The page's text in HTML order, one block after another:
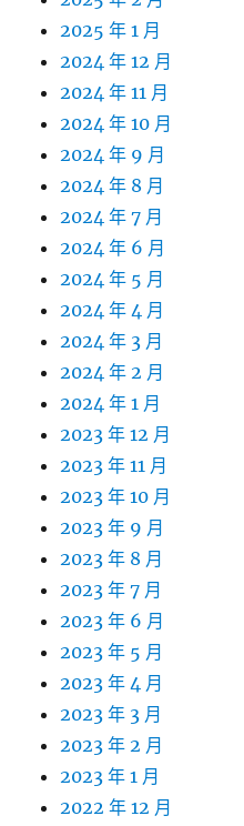
2025 年 1 月
2024 年 12 月
2024 年 11 月
2024 年 10 月
2024 年 9 月
2024 年 8 月
2024 年 7 月
2024 年 6 月
2024 年 5 月
2024 年 4 月
2024 年 3 月
2024 年 2 月
2024 年 1 月
2023 年 12 月
2023 年 11 月
2023 年 10 月
2023 年 9 月
2023 年 8 月
2023 年 7 月
2023 年 6 月
2023 年 5 月
2023 年 4 月
2023 年 3 月
2023 年 2 月
2023 年 1 月
2022 年 12 月